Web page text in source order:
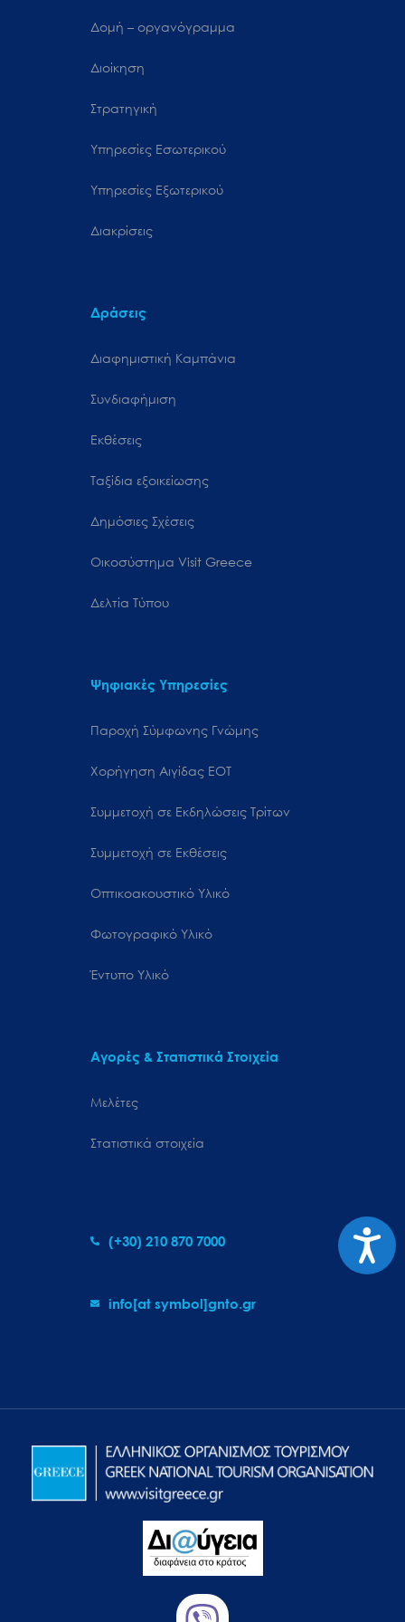
Δομή – οργανόγραμμα
Διοίκηση
Στρατηγική
Υπηρεσίες Εσωτερικού
Υπηρεσίες Εξωτερικού
Διακρίσεις
Δράσεις
Διαφημιστική Καμπάνια
Συνδιαφήμιση
Εκθέσεις
Ταξίδια εξοικείωσης
Δημόσιες Σχέσεις
Oικοσύστημα Visit Greece
Δελτία Τύπου
Ψηφιακές Υπηρεσίες
Παροχή Σύμφωνης Γνώμης
Χορήγηση Αιγίδας ΕΟΤ
Συμμετοχή σε Εκδηλώσεις Τρίτων
Συμμετοχή σε Εκθέσεις
Οπτικοακουστικό Υλικό
Φωτογραφικό Υλικό
Έντυπο Υλικό
Αγορές & Στατιστικά Στοιχεία
Μελέτες
Στατιστικά στοιχεία
(+30) 210 870 7000
info[at symbol]gnto.gr